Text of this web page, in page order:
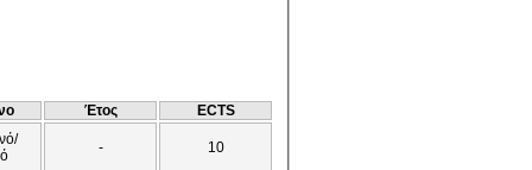
Έτος ECTS
- 10